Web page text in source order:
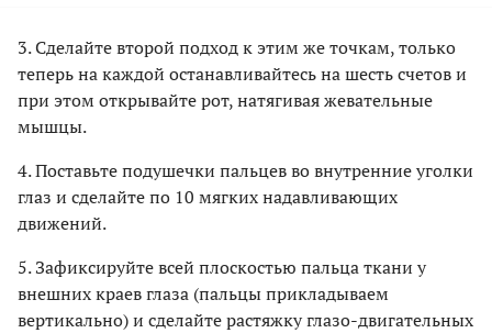
3. Сделайте второй подход к этим же точкам, только
теперь на каждой останавливайтесь на шесть счетов и
при этом открывайте рот, натягивая жевательные
мышцы.
4. Поставьте подушечки пальцев во внутренние уголки
глаз и сделайте по 10 мягких надавливающих
движений.
5. Зафиксируйте всей плоскостью пальца ткани у
внешних краев глаза (пальцы прикладываем
вертикально) и сделайте растяжку глазо-двигательных